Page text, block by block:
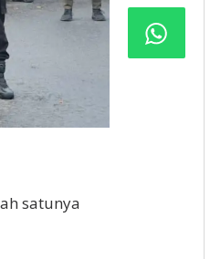
satunya